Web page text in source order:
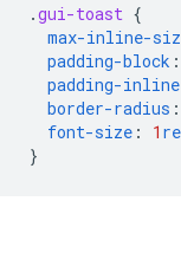
.gui-toast {
max-inline-
padding-block :
padding-inline
border-radius :
font-size : 1
}